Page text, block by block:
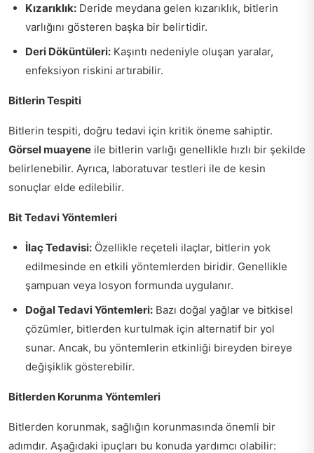
Kızarıklık: Deride meydana gelen kızarıklık, bitlerin
varlığını gösteren başka bir belirtidir.
Deri Döküntüleri: Kaşıntı nedeniyle oluşan yaralar,
enfeksiyon riskini artırabilir.
Bitlerin Tespiti
Bitlerin tespiti, doğru tedavi için kritik öneme sahiptir.
Görsel muayene ile bitlerin varlığı genellikle hızlı bir şekilde
belirlenebilir. Ayrıca, laboratuvar testleri ile de kesin
sonuçlar elde edilebilir.
Bit Tedavi Yöntemleri
İlaç Tedavisi: Özellikle reçeteli ilaçlar, bitlerin yok
edilmesinde en etkili yöntemlerden biridir. Genellikle
şampuan veya losyon formunda uygulanır.
Doğal Tedavi Yöntemleri: Bazı doğal yağlar ve bitkisel
çözümler, bitlerden kurtulmak için alternatif bir yol
sunar. Ancak, bu yöntemlerin etkinliği bireyden bireye
değişiklik gösterebilir.
Bitlerden Korunma Yöntemleri
Bitlerden korunmak, sağlığın korunmasında önemli bir
adımdır. Aşağıdaki ipuçları bu konuda yardımcı olabilir: